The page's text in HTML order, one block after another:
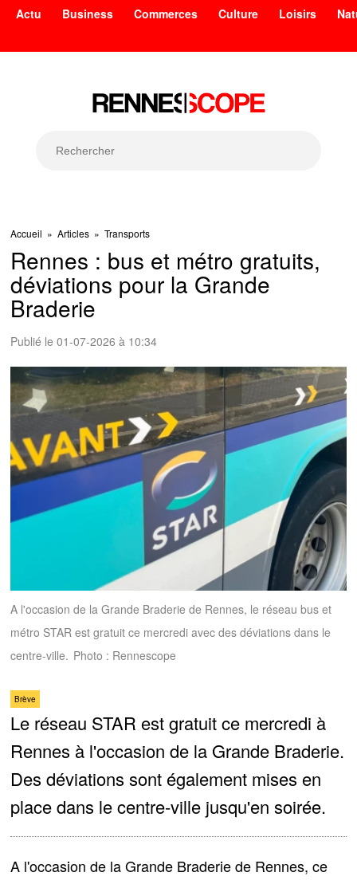
Actu Business Commerces Culture Loisirs
Accueil »Articles »Transports
Rennes : bus et métro gratuits,
déviations pour la Grande
Braderie
Publié le 01-07-2026 à 10:34
A l'occasion de la Grande Braderie de Rennes, le réseau bus et
métro STAR est gratuit ce mercredi avec des déviations dans le
centre-ville. Photo : Rennescope
Brève
Le réseau STAR est gratuit ce mercredi à
Rennes à l'occasion de la Grande Braderie.
Des déviations sont également mises en
place dans le centre-ville jusqu'en soirée.
A l'occasion de la Grande Braderie de Rennes, ce